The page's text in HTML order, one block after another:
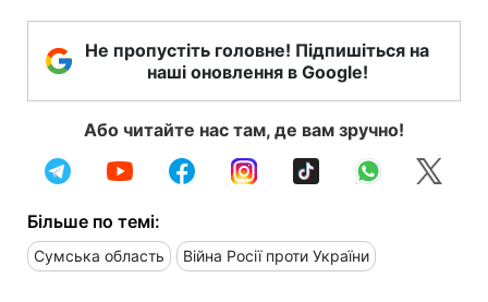
Не пропустіть головне! Підпишіться на
наші оновлення в Google!
Або читайте нас там, де вам зручно!
Більше по темі:
Сумська область Війна Росії проти України